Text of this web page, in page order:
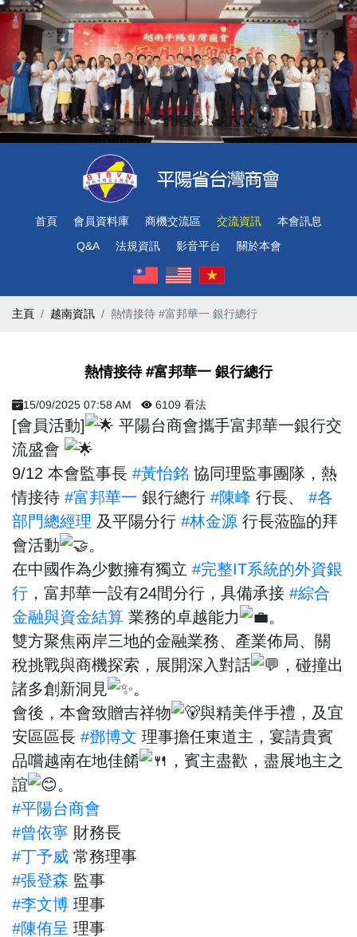
首頁 會員資料庫 商機交流區 交流資訊
本會訊息
Q&A
法規資訊 影音平台 關於本會
主頁 越南資訊 熱情接待 #富邦華一 銀行總行
熱情接待 #富邦華一 銀行總行
15/09/2025 07:58 AM 6109 看法
[會員活動]
平陽台商會攜手富邦華一銀行交
流盛會
9/12 本會監事長 #黃怡銘 協同理監事團隊，熱
情接待 #富邦華一 銀行總行 #陳峰 行長、 #各
部門總經理 及平陽分行 #林金源 行長蒞臨的拜
會活動
。
在中國作為少數擁有獨立 #完整IT系統的外資銀
行 ，富邦華一設有24間分行，具備承接 #綜合
金融與資金結算 業務的卓越能力
。
雙方聚焦兩岸三地的金融業務、產業佈局、關
稅挑戰與商機探索，展開深入對話
，碰撞出
諸多創新洞見
。
會後，本會致贈吉祥物
與精美伴手禮，及宜
安區區長 #鄧博文 理事擔任東道主，宴請貴賓
品嚐越南在地佳餚
，賓主盡歡，盡展地主之
誼
。
#平陽台商會
#曾依寧 財務長
#丁予威 常務理事
#張登森 監事
#李文博 理事
#陳侑呈 理事